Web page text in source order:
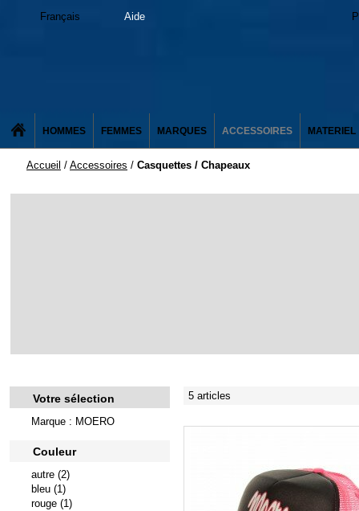
Français Aide
HOMMES FEMMES MARQUES ACCESSOIRES MATERIEL
Accueil / Accessoires / Casquettes / Chapeaux
Votre sélection
Marque : MOERO
Couleur
autre (2)
bleu (1)
rouge (1)
5 articles